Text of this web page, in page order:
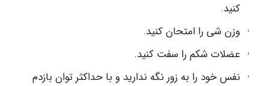
کنید.
وزن شی را امتحان کنید.
عضلات شکم را سفت کنید.
نفس خود را به زور نگه ندارید و با حداکثر توان بازدم